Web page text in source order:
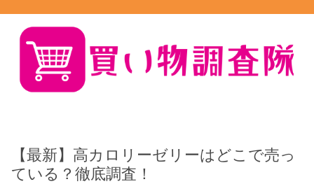
【最新】高カロリーゼリーはどこで売っ
ている？徹底調査！